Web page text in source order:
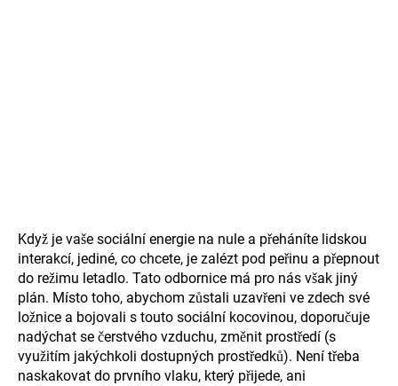
Když je vaše sociální energie na nule a přeháníte lidskou
interakcí, jediné, co chcete, je zalézt pod peřinu a přepnout
do režimu letadlo. Tato odbornice má pro nás však jiný
plán. Místo toho, abychom zůstali uzavřeni ve zdech své
ložnice a bojovali s touto sociální kocovinou, doporučuje
nadýchat se čerstvého vzduchu, změnit prostředí (s
využitím jakýchkoli dostupných prostředků). Není třeba
naskakovat do prvního vlaku, který přijede, ani